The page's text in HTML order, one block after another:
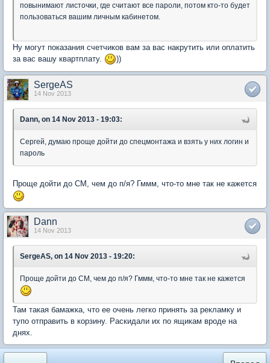
повынимают листочки, где считают все пароли, потом кто-то будет
пользоваться вашим личным кабинетом.
Ну могут показания счетчиков вам за вас накрутить или оплатить
за вас вашу квартплату.
))
SergeAS
14 Nov 2013
Dann, on 14 Nov 2013 - 19:03:
Сергей, думаю проще дойти до спецмонтажа и взять у них логин и
пароль
Проще дойти до СМ, чем до п/я? Гммм, что-то мне так не кажется
Dann
14 Nov 2013
SergeAS, on 14 Nov 2013 - 19:20:
Проще дойти до СМ, чем до п/я? Гммм, что-то мне так не кажется
Там такая бамажка, что ее очень легко принять за рекламку и
тупо отправить в корзину. Раскидали их по ящикам вроде на
днях.